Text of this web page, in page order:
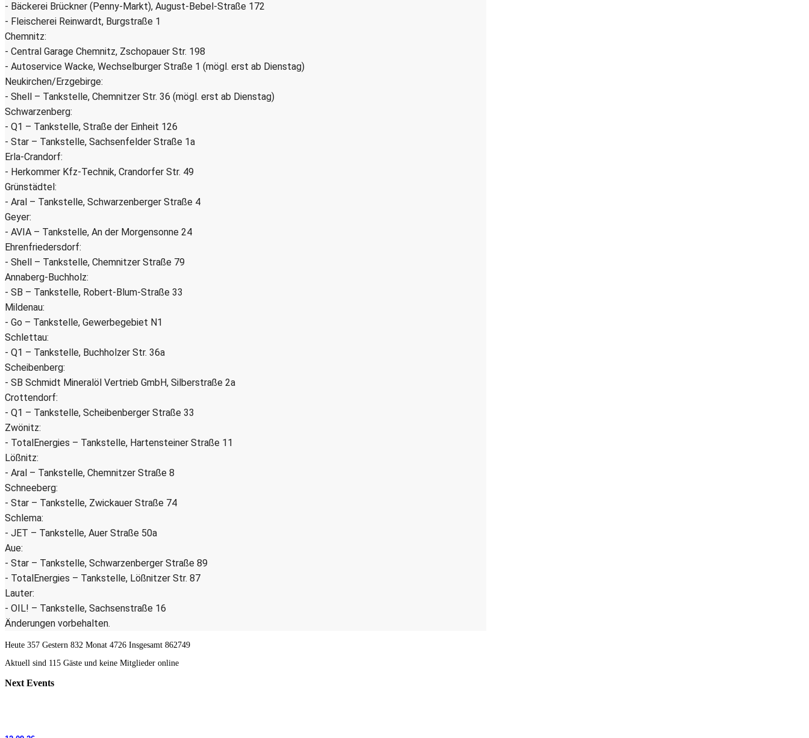
- Bäckerei Brückner (Penny-Markt), August-Bebel-Straße 172
- Fleischerei Reinwardt, Burgstraße 1
Chemnitz:
- Central Garage Chemnitz, Zschopauer Str. 198
- Autoservice Wacke, Wechselburger Straße 1 (mögl. erst ab Dienstag)
Neukirchen/Erzgebirge:
- Shell – Tankstelle, Chemnitzer Str. 36 (mögl. erst ab Dienstag)
Schwarzenberg:
- Q1 – Tankstelle, Straße der Einheit 126
- Star – Tankstelle, Sachsenfelder Straße 1a
Erla-Crandorf:
- Herkommer Kfz-Technik, Crandorfer Str. 49
Grünstädtel:
- Aral – Tankstelle, Schwarzenberger Straße 4
Geyer:
- AVIA – Tankstelle, An der Morgensonne 24
Ehrenfriedersdorf:
- Shell – Tankstelle, Chemnitzer Straße 79
Annaberg-Buchholz:
- SB – Tankstelle, Robert-Blum-Straße 33
Mildenau:
- Go – Tankstelle, Gewerbegebiet N1
Schlettau:
- Q1 – Tankstelle, Buchholzer Str. 36a
Scheibenberg:
- SB Schmidt Mineralöl Vertrieb GmbH, Silberstraße 2a
Crottendorf:
- Q1 – Tankstelle, Scheibenberger Straße 33
Zwönitz:
- TotalEnergies – Tankstelle, Hartensteiner Straße 11
Lößnitz:
- Aral – Tankstelle, Chemnitzer Straße 8
Schneeberg:
- Star – Tankstelle, Zwickauer Straße 74
Schlema:
- JET – Tankstelle, Auer Straße 50a
Aue:
- Star – Tankstelle, Schwarzenberger Straße 89
- TotalEnergies – Tankstelle, Lößnitzer Str. 87
Lauter:
- OIL! – Tankstelle, Sachsenstraße 16
Änderungen vorbehalten.
Heute 357 Gestern 832 Monat 4726 Insgesamt 862749
Aktuell sind 115 Gäste und keine Mitglieder online
Next Events